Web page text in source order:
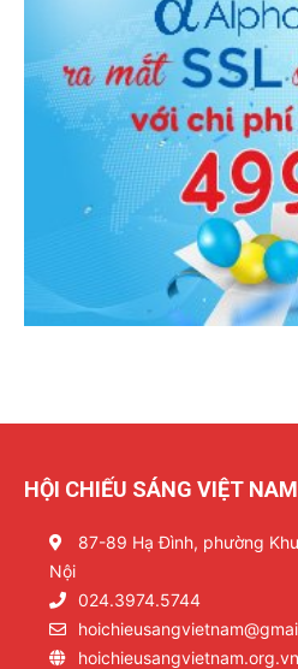
HỘI CHIẾU SÁNG VIỆT NAM
87-89 Hạ Đình, phường
Nội
024.3974.5744
hoichieusangvietnam.org.vn